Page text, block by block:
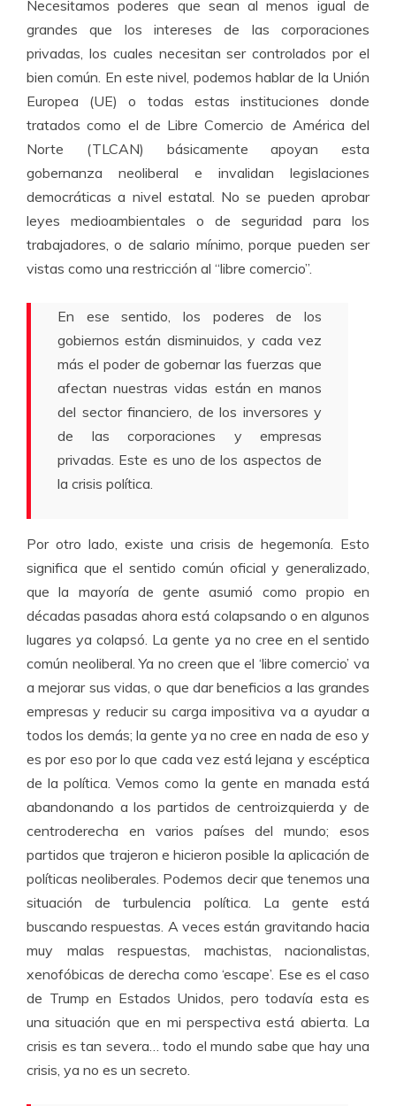
Necesitamos poderes que sean al menos igual de
grandes que los intereses de las corporaciones
privadas, los cuales necesitan ser controlados por el
bien común. En este nivel, podemos hablar de la Unión
Europea (UE) o todas estas instituciones donde
tratados como el de Libre Comercio de América del
Norte (TLCAN) básicamente apoyan esta
gobernanza neoliberal e invalidan legislaciones
democráticas a nivel estatal. No se pueden aprobar
leyes medioambientales o de seguridad para los
trabajadores, o de salario mínimo, porque pueden ser
vistas como una restricción al “libre comercio”.
En ese sentido, los poderes de los
gobiernos están disminuidos, y cada vez
más el poder de gobernar las fuerzas que
afectan nuestras vidas están en manos
del sector financiero, de los inversores y
de las corporaciones y empresas
privadas. Este es uno de los aspectos de
la crisis política.
Por otro lado, existe una crisis de hegemonía. Esto
significa que el sentido común oficial y generalizado,
que la mayoría de gente asumió como propio en
décadas pasadas ahora está colapsando o en algunos
lugares ya colapsó. La gente ya no cree en el sentido
común neoliberal. Ya no creen que el ‘libre comercio’ va
a mejorar sus vidas, o que dar beneficios a las grandes
empresas y reducir su carga impositiva va a ayudar a
todos los demás; la gente ya no cree en nada de eso y
es por eso por lo que cada vez está lejana y escéptica
de la política. Vemos como la gente en manada está
abandonando a los partidos de centroizquierda y de
centroderecha en varios países del mundo; esos
partidos que trajeron e hicieron posible la aplicación de
políticas neoliberales. Podemos decir que tenemos una
situación de turbulencia política. La gente está
buscando respuestas. A veces están gravitando hacia
muy malas respuestas, machistas, nacionalistas,
xenofóbicas de derecha como ‘escape’. Ese es el caso
de Trump en Estados Unidos, pero todavía esta es
una situación que en mi perspectiva está abierta. La
crisis es tan severa… todo el mundo sabe que hay una
crisis, ya no es un secreto.